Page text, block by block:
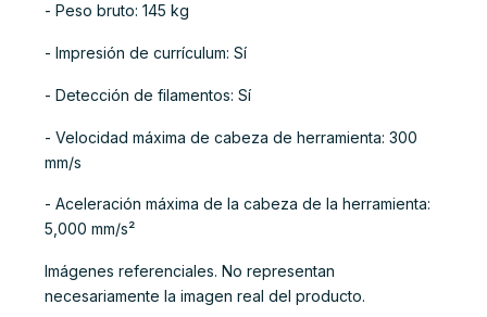
- Peso bruto: 145 kg
- Impresión de currículum: Sí
- Detección de filamentos: Sí
- Velocidad máxima de cabeza de herramienta: 300
mm/s
- Aceleración máxima de la cabeza de la herramienta:
5,000 mm/s²
Imágenes referenciales. No representan
necesariamente la imagen real del producto.